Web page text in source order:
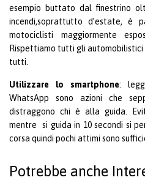
esempio buttato dal finestrino
incendi,soprattutto d’estate, è
motociclisti maggiormente
Rispettiamo tutti gli automobilistici
tutti.
Utilizzare lo smartphone:
WhatsApp sono azioni che
distraggono chi è alla guida.
mentre si guida in 10 secondi si
corsa quindi pochi attimi sono
Potrebbe anche